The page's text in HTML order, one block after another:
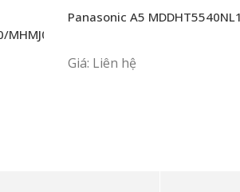
Panasonic A5 MDDHT5540NL1
Giá: Liên hệ